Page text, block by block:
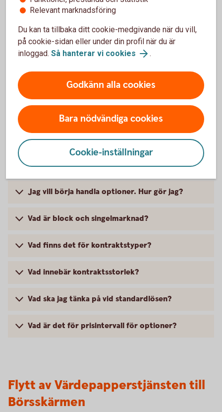
aktier?
Måste man ha valutan amerikanska dollar (USD)
för att kunna handla amerikanska aktier?
Hur öppnas valutakonton?
Avgift för valutaväxling?
Optioner
Jag vill börja handla optioner. Hur gör jag?
Vad är block och singelmarknad?
Vad finns det för kontraktstyper?
Vad innebär kontraktsstorlek?
Vad ska jag tänka på vid standardlösen?
Vad är det för prisintervall för optioner?
Flytt av Värdepapperstjänsten till
Börsskärmen
Relevant marknadsföring
Du kan ta tillbaka ditt cookie-medgivande när du vill,
på cookie-sidan eller under din profil när du är
inloggad. Så hanterar vi cookies .
Godkänn alla cookies
Bara nödvändiga cookies
Cookie-inställningar